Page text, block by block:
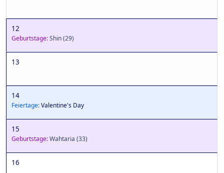
12
Geburtstage:Shin(29)
13
14
Feiertage:Valentine's Day
15
Geburtstage:Wahtaria (33)
16